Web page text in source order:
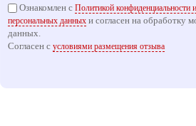
Ознакомлен с Политикой конфиденциальности
персональных данныхи согласен на обработку
данных.
Согласен с условиями размещения отзыва